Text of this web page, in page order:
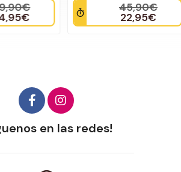
45,90€
22,95€
en las redes!